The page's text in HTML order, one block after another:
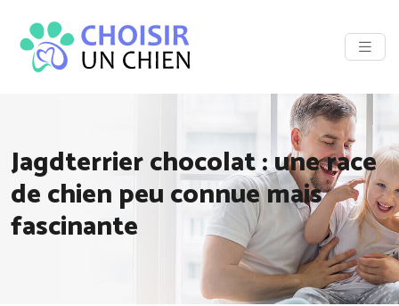
Jagdterrier chocolat : une race
de chien peu connue mais
fascinante